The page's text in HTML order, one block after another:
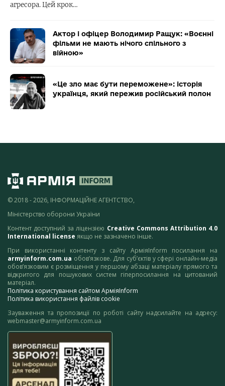
агресора. Цей крок…
Актор і офіцер Володимир Ращук: «Воєнні
фільми не мають нічого спільного з
війною»
«Це зло має бути переможене»: історія
українця, який пережив російський полон
© 2018 - 2026, ІНФОРМАЦІЙНЕ АГЕНТСТВО,
Міністерство оборони України
Контент доступний за ліцензією Creative Commons Attribution 4.0
International license якщо не зазначено інше.
При використанні контенту з сайту АрміяInform посилання на
armyinform.com.ua обов’язкове. Для суб’єктів у сфері онлайн-медіа
обов’язковим є розміщення у першому абзаці матеріалу прямого та
відкритого для пошукових систем гіперпосилання на цитований
матеріал.
Політика користування сайтом АрміяInform
Політика використання файлів cookie
Зауваження та пропозиції по роботі сайту надсилайте на адресу:
webmaster@armyinform.com.ua